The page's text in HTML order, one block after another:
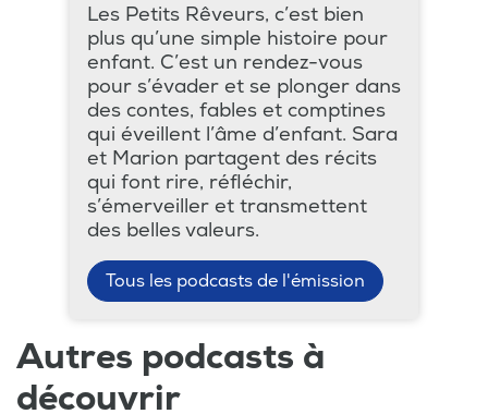
Les Petits Rêveurs, c’est bien
plus qu’une simple histoire pour
enfant. C’est un rendez-vous
pour s’évader et se plonger dans
des contes, fables et comptines
qui éveillent l’âme d’enfant. Sara
et Marion partagent des récits
qui font rire, réfléchir,
s’émerveiller et transmettent
des belles valeurs.
Tous les podcasts de l'émission
Autres podcasts à
découvrir